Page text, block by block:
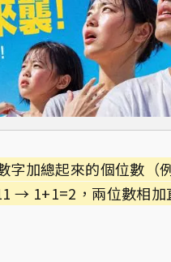
字加總起來的個位數（
→ 1+1=2，兩位數相加